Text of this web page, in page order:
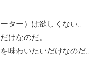
ター）は欲しくない。
けなのだ。
味わいたいだけなのだ。